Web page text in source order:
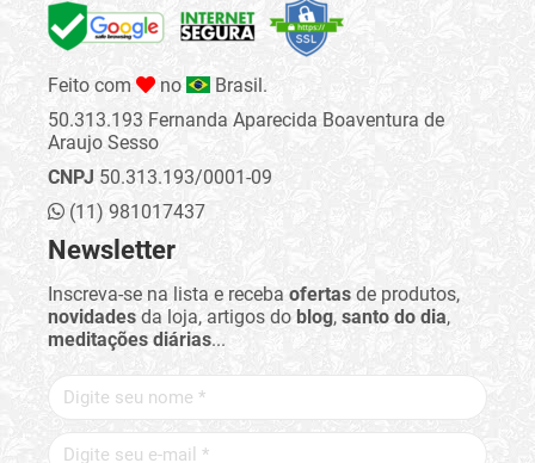
Feito com no
Brasil.
50.313.193 Fernanda Aparecida Boaventura de
Araujo Sesso
CNPJ 50.313.193/0001-09
(11) 981017437
Newsletter
Inscreva-se na lista e receba ofertas de produtos,
novidades da loja, artigos do blog, santo do dia,
meditações diárias...